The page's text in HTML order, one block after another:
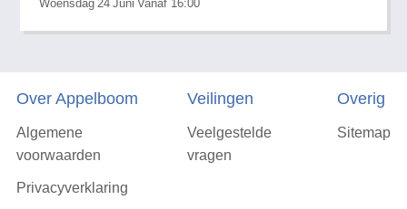
Woensdag 24 Juni Vanaf 16:00
Over Appelboom
Algemene
voorwaarden
Privacyverklaring
Veilingen
Veelgestelde
vragen
Overig
Sitemap